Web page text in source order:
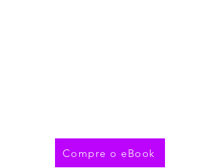
Compre o eBook